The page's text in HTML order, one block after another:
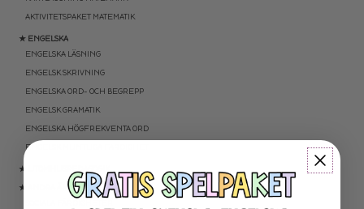
AKTIVITETSPAKET MATEMATIK
★ ENGELSKA
ENGELSKA LÄSNING
ENGELSK SKRIVNING
ENGELSKA ORD- OCH BEGREPP
ENGELSK GRAMATIK
ENGELSKA HÖGFREKVENTA ORD
ENGELSK MUNTLIGA FÄRDIGHET
★ UTOMHUSPEDAGOGIK
★ ANDRA ÄMNEN